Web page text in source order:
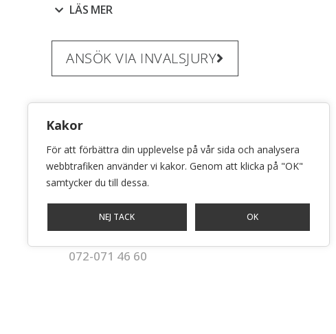
Kakor
För att förbättra din upplevelse på vår sida och analysera
webbtrafiken använder vi kakor. Genom att klicka på "OK"
samtycker du till dessa.
NEJ TACK OK
LÄS MER
ANSÖK VIA INVALSJURY
KONSTHANTVERKSCENTRUM
Bellmansgatan 5 • 118 20 Stockholm
info@konsthantverkscentrum.se
072-071 46 60